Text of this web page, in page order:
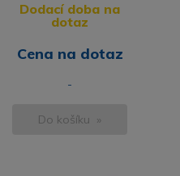
Dodací doba na
dotaz
Cena na dotaz
-
Do košíku »